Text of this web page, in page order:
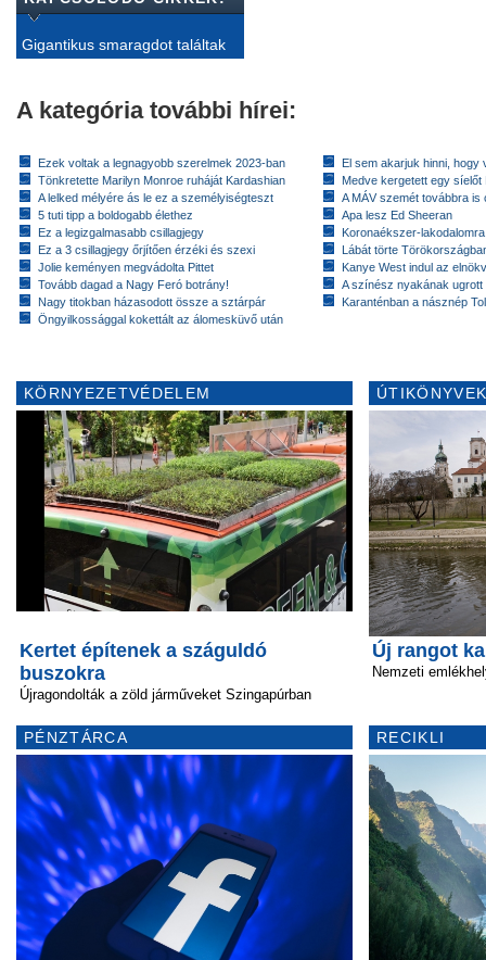
Gigantikus smaragdot találtak
A kategória további hírei:
Ezek voltak a legnagyobb szerelmek 2023-ban
Tönkretette Marilyn Monroe ruháját Kardashian
A lelked mélyére ás le ez a személyiségteszt
5 tuti tipp a boldogabb élethez
Ez a legizgalmasabb csillagjegy
Ez a 3 csillagjegy őrjítően érzéki és szexi
Jolie keményen megvádolta Pittet
Tovább dagad a Nagy Feró botrány!
Nagy titokban házasodott össze a sztárpár
Öngyilkossággal kokettált az álomesküvő után
El sem akarjuk hinni, hogy
Medve kergetett egy síelőt
A MÁV szemét továbbra is
Apa lesz Ed Sheeran
Koronaékszer-
Lábát törte
Kanye West indul az
A színész nyakának
Karanténban a násznép
KÖRNYEZETVÉDELEM
Kertet építenek a száguldó
buszokra
Újragondolták a zöld járműveket Szingapúrban
PÉNZTÁRCA
Új rangot
Nemzeti
RECIKLI